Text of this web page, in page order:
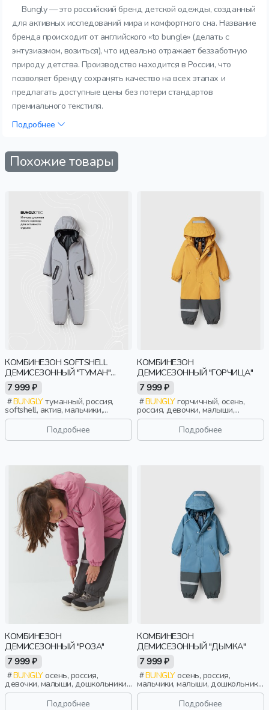
Bungly — это российский бренд детской одежды, созданный
для активных исследований мира и комфортного сна. Название
бренда происходит от английского «to bungle» (делать с
энтузиазмом, возиться), что идеально отражает беззаботную
природу детства. Производство находится в России, что
позволяет бренду сохранять качество на всех этапах и
предлагать доступные цены без потери стандартов
премиального текстиля.
Подробнее
Похожие товары
КОМБИНЕЗОН SOFTSHELL
ДЕМИСЕЗОННЫЙ "ТУМАН"
BUNGLY TEC
7 999 ₽
BUNGLYтуманный, россия,
softshell, актив, мальчики,
малыши, дошкольники, дети
Подробнее
КОМБИНЕЗОН
ДЕМИСЕЗОННЫЙ "ГОРЧИЦА"
7 999 ₽
BUNGLYгорчичный, осень,
россия, девочки, малыши,
дошкольники, дети
Подробнее
КОМБИНЕЗОН
ДЕМИСЕЗОННЫЙ "РОЗА"
7 999 ₽
BUNGLYосень, россия,
девочки, малыши, дошкольники,
дети
Подробнее
КОМБИНЕЗОН
ДЕМИСЕЗОННЫЙ "ДЫМКА"
7 999 ₽
BUNGLYосень, россия,
мальчики, малыши, дошкольники,
дети
Подробнее